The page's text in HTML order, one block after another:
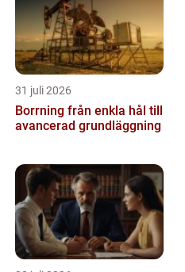
31 juli 2026
Borrning från enkla hål till
avancerad grundläggning